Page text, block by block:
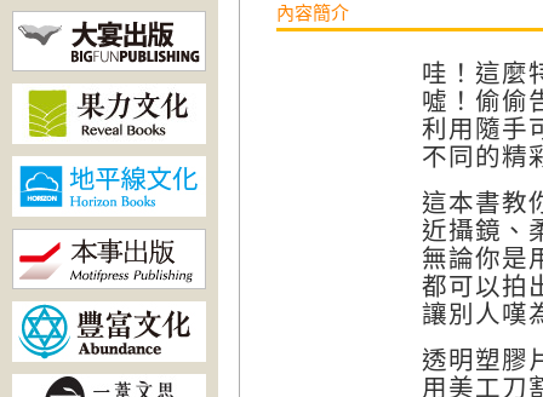
內容簡介
哇！這麼
噓！偷偷
利用隨手
不同的精
這本書教
近攝鏡、
無論你是
都可以拍
讓別人嘆
透明塑膠
用美工刀